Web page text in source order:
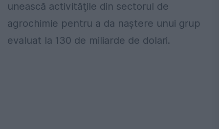
unească activităţile din sectorul de
agrochimie pentru a da naştere unui grup
evaluat la 130 de miliarde de dolari.